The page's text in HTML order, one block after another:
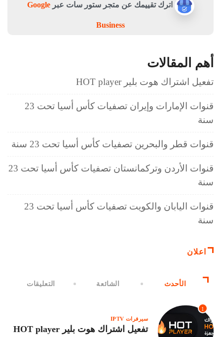
اترك تقييمك عن متجر ستور سات عبرGoogle
Business
أهم المقالات
تفعيل اشتراك هوت بلير HOT player
قنوات الإمارات وإيران تصفيات كأس أسيا تحت 23
سنة
قنوات قطر والبحرين تصفيات كأس أسيا تحت 23 سنة
قنوات الأردن وتركمانستان تصفيات كأس أسيا تحت 23
سنة
قنوات اليابان والكويت تصفيات كأس أسيا تحت 23
سنة
اعلان
الأحدث الشائعة التعليقات
1
سيرفرات IPTV
تفعيل اشتراك هوت بلير HOT player